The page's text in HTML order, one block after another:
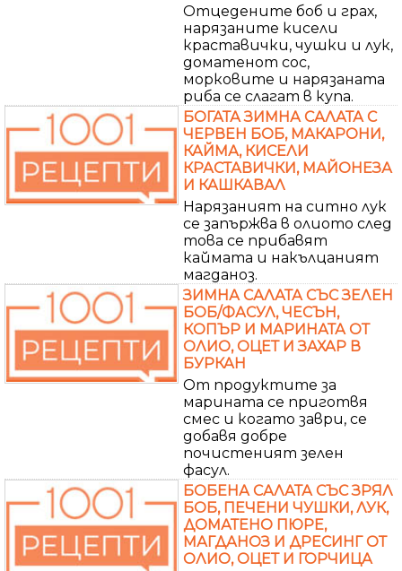
Отцедените боб и грах,
нарязаните кисели
краставички, чушки и лук,
доматенот сос,
морковите и нарязаната
риба се слагат в купа.
БОГАТА ЗИМНА САЛАТА С
ЧЕРВЕН БОБ, МАКАРОНИ,
КАЙМА, КИСЕЛИ
КРАСТАВИЧКИ, МАЙОНЕЗА
И КАШКАВАЛ
Нарязаният на ситно лук
се запържва в олиото след
това се прибавят
каймата и накълцаният
магданоз.
ЗИМНА САЛАТА СЪС ЗЕЛЕН
БОБ/ФАСУЛ, ЧЕСЪН,
КОПЪР И МАРИНАТА ОТ
ОЛИО, ОЦЕТ И ЗАХАР В
БУРКАН
От продуктите за
марината се приготвя
смес и когато заври, се
добавя добре
почистеният зелен
фасул.
БОБЕНА САЛАТА СЪС ЗРЯЛ
БОБ, ПЕЧЕНИ ЧУШКИ, ЛУК,
ДОМАТЕНО ПЮРЕ,
МАГДАНОЗ И ДРЕСИНГ ОТ
ОЛИО, ОЦЕТ И ГОРЧИЦА